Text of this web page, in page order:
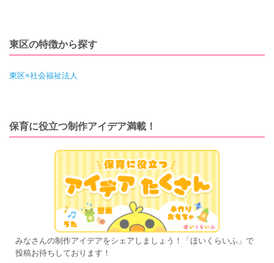
東区の特徴から探す
東区×社会福祉法人
保育に役立つ制作アイデア満載！
みなさんの制作アイデアをシェアしましょう！「ほいくらいふ」で
投稿お待ちしております！